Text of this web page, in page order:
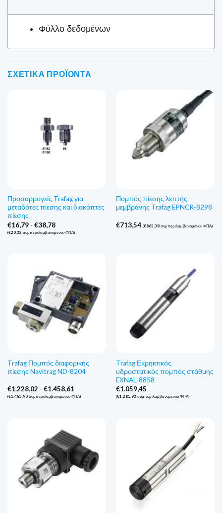
Φύλλο δεδομένων
ΣΧΕΤΙΚΆ ΠΡΟΪΌΝΤΑ
Προσαρμογείς Trafag για
μεταδότες πίεσης και διακόπτες
πίεσης
€16,79 - €38,78Εύρος
τιμών:
€16,79
(€20,32 συμπεριλαμβανομένου ΦΠΑ)
Πομπός πίεσης λεπτής
μεμβράνης Trafag EPNCR-8298
€713,54 (€863,38συμπεριλαμβανομένου ΦΠΑ)
Trafag Πομπός διαφορικής
πίεσης Navitrag ND-8204
€1.228,02 - €1.458,61Εύρος
τιμών:
(€1.485,90συμπεριλαμβανομένου ΦΠΑ)
Trafag Εκρηκτικός
υδροστατικός πομπός στάθμης
EXNAL-8858
€1.059,45
(€1.281,93 συμπεριλαμβανομένου ΦΠΑ)